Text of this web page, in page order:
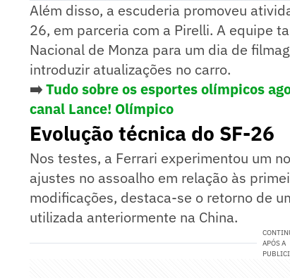
Além disso, a escuderia promoveu
26, em parceria com a Pirelli. A equipe
Nacional de Monza para um dia de
introduzir atualizações no carro.
➡️Tudo sobre os esportes olímpicos
canal Lance! Olímpico
Evolução técnica do SF-26
Nos testes, a Ferrari experimentou um
ajustes no assoalho em relação às
modificações, destaca-se o retorno de
utilizada anteriormente na China.
APÓS A